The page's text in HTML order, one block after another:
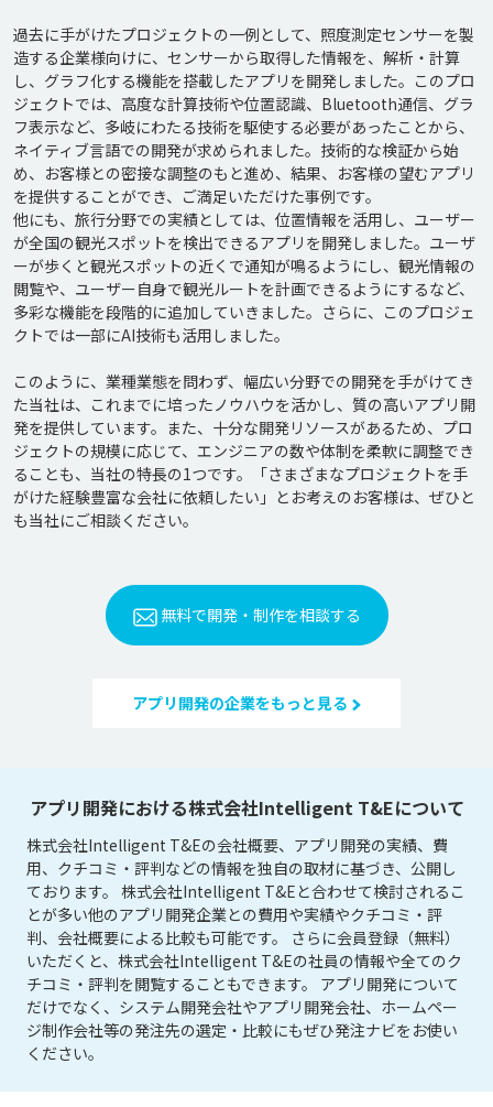
過去に手がけたプロジェクトの一例として、照度測定センサーを製
造する企業様向けに、センサーから取得した情報を、解析・計算
し、グラフ化する機能を搭載したアプリを開発しました。このプロ
ジェクトでは、高度な計算技術や位置認識、Bluetooth通信、グラ
フ表示など、多岐にわたる技術を駆使する必要があったことから、
ネイティブ言語での開発が求められました。技術的な検証から始
め、お客様との密接な調整のもと進め、結果、お客様の望むアプリ
を提供することができ、ご満足いただけた事例です。
他にも、旅行分野での実績としては、位置情報を活用し、ユーザー
が全国の観光スポットを検出できるアプリを開発しました。ユーザ
ーが歩くと観光スポットの近くで通知が鳴るようにし、観光情報の
閲覧や、ユーザー自身で観光ルートを計画できるようにするなど、
多彩な機能を段階的に追加していきました。さらに、このプロジェ
クトでは一部にAI技術も活用しました。
このように、業種業態を問わず、幅広い分野での開発を手がけてき
た当社は、これまでに培ったノウハウを活かし、質の高いアプリ開
発を提供しています。また、十分な開発リソースがあるため、プロ
ジェクトの規模に応じて、エンジニアの数や体制を柔軟に調整でき
ることも、当社の特長の1つです。「さまざまなプロジェクトを手
がけた経験豊富な会社に依頼したい」とお考えのお客様は、ぜひと
無料で開発・制作を相談する
アプリ開発の企業をもっと見る
アプリ開発における株式会社Intelligent T&Eについて
株式会社Intelligent T&Eの会社概要、アプリ開発の実績、費
用、クチコミ・評判などの情報を独自の取材に基づき、公開し
ております。 株式会社Intelligent T&Eと合わせて検討されるこ
とが多い他のアプリ開発企業との費用や実績やクチコミ・評
判、会社概要による比較も可能です。 さらに会員登録（無料）
いただくと、株式会社Intelligent T&Eの社員の情報や全てのク
チコミ・評判を閲覧することもできます。 アプリ開発について
だけでなく、システム開発会社やアプリ開発会社、ホームペー
ジ制作会社等の発注先の選定・比較にもぜひ発注ナビをお使い
ください。